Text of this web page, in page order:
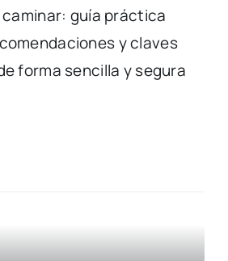
guía práctica
y claves
forma sencilla y segura